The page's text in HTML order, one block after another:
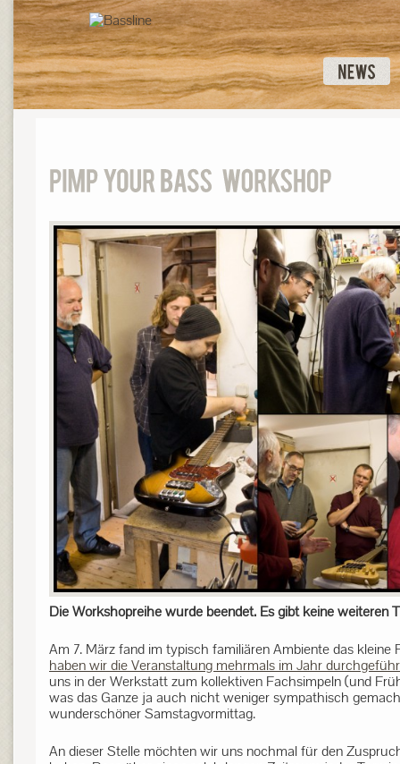
Die Workshopreihe wurde beendet. Es gibt keine weiteren
Am 7. März fand im typisch familiären Ambiente das
haben wir die Veranstaltung mehrmals im Jahr
uns in der Werkstatt zum kollektiven Fachsimpeln (und
was das Ganze ja auch nicht weniger sympathisch
wunderschöner Samstagvormittag.
An dieser Stelle möchten wir uns nochmal für den